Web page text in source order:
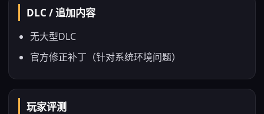
DLC / 追加内容
无大型DLC
官方修正补丁（针对系统环境问题）
玩家评测